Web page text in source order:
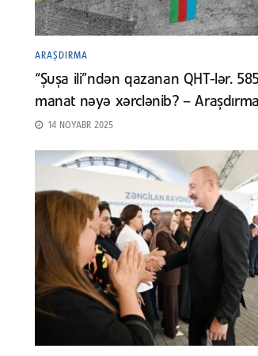
ARAŞDIRMA
“Şuşa ili”ndən qazanan QHT-lər.
manat nəyə xərclənib? – Araşdırma
14 NOYABR 2025